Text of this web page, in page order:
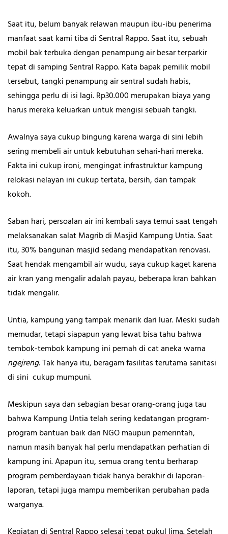
Saat itu, belum banyak relawan maupun ibu-ibu penerima
manfaat saat kami tiba di Sentral Rappo. Saat itu, sebuah
mobil bak terbuka dengan penampung air besar terparkir
tepat di samping Sentral Rappo. Kata bapak pemilik mobil
tersebut, tangki penampung air sentral sudah habis,
sehingga perlu di isi lagi. Rp30.000 merupakan biaya yang
harus mereka keluarkan untuk mengisi sebuah tangki.
Awalnya saya cukup bingung karena warga di sini lebih
sering membeli air untuk kebutuhan sehari-hari mereka.
Fakta ini cukup ironi, mengingat infrastruktur kampung
relokasi nelayan ini cukup tertata, bersih, dan tampak
kokoh.
Saban hari, persoalan air ini kembali saya temui saat tengah
melaksanakan salat Magrib di Masjid Kampung Untia. Saat
itu, 30% bangunan masjid sedang mendapatkan renovasi.
Saat hendak mengambil air wudu, saya cukup kaget karena
air kran yang mengalir adalah payau, beberapa kran bahkan
tidak mengalir.
Untia, kampung yang tampak menarik dari luar. Meski sudah
memudar, tetapi siapapun yang lewat bisa tahu bahwa
tembok-tembok kampung ini pernah di cat aneka warna
ngejreng. Tak hanya itu, beragam fasilitas terutama sanitasi
di sini cukup mumpuni.
Meskipun saya dan sebagian besar orang-orang juga tau
bahwa Kampung Untia telah sering kedatangan program-
program bantuan baik dari NGO maupun pemerintah,
namun masih banyak hal perlu mendapatkan perhatian di
kampung ini. Apapun itu, semua orang tentu berharap
program pemberdayaan tidak hanya berakhir di laporan-
laporan, tetapi juga mampu memberikan perubahan pada
warganya.